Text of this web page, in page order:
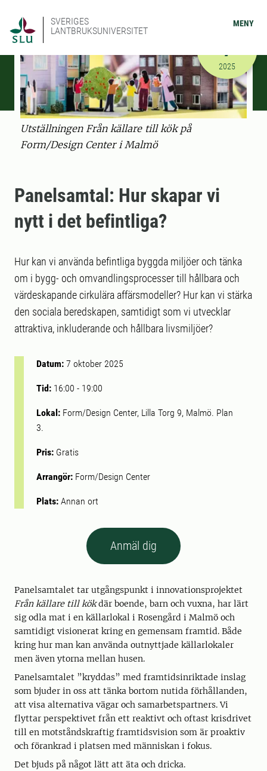
SVERIGES
LANTBRUKSUNIVERSITET
MENY
Utställningen Från källare till kök på
Form/Design Center i Malmö
2025-10-
7
2025
Panelsamtal: Hur skapar vi
nytt i det befintliga?
Hur kan vi använda befintliga byggda miljöer och tänka
om i bygg- och omvandlingsprocesser till hållbara och
värdeskapande cirkulära affärsmodeller? Hur kan vi stärka
den sociala beredskapen, samtidigt som vi utvecklar
attraktiva, inkluderande och hållbara livsmiljöer?
Datum: 7 oktober 2025
Tid: 16:00 - 19:00
Lokal: Form/Design Center, Lilla Torg 9, Malmö. Plan
3.
Pris: Gratis
Arrangör: Form/Design Center
Plats: Annan ort
Anmäl dig
Panelsamtalet tar utgångspunkt i innovationsprojektet
Från källare till kökdär boende, barn och vuxna, har lärt
sig odla mat i en källarlokal i Rosengård i Malmö och
samtidigt visionerat kring en gemensam framtid. Både
kring hur man kan använda outnyttjade källarlokaler
men även ytorna mellan husen.
Panelsamtalet ”kryddas” med framtidsinriktade inslag
som bjuder in oss att tänka bortom nutida förhållanden,
att visa alternativa vägar och samarbetspartners. Vi
flyttar perspektivet från ett reaktivt och oftast krisdrivet
till en motståndskraftig framtidsvision som är proaktiv
och förankrad i platsen med människan i fokus.
Det bjuds på något lätt att äta och dricka.